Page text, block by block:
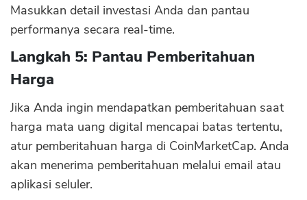
Masukkan detail investasi Anda dan pantau
performanya secara real-time.
Langkah 5: Pantau Pemberitahuan
Harga
Jika Anda ingin mendapatkan pemberitahuan saat
harga mata uang digital mencapai batas tertentu,
atur pemberitahuan harga di CoinMarketCap. Anda
akan menerima pemberitahuan melalui email atau
aplikasi seluler.